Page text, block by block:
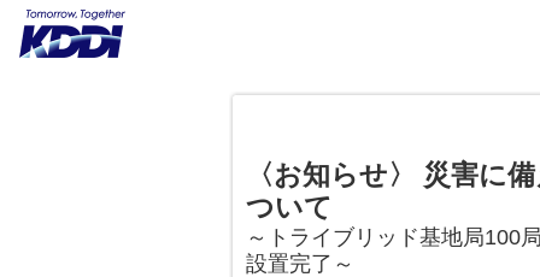
〈お知らせ〉 災害に
ついて
～トライブリッド基地局100
設置完了～